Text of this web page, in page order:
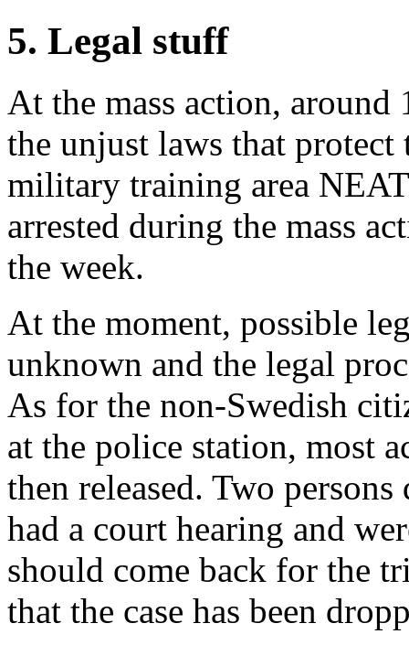
5. Legal stuff
At the mass action, around
the unjust laws that
military training area
arrested during the mass
the week.
At the moment, possible
unknown and the legal
As for the non-Swedish
at the police station, most
then released. Two
had a court hearing and
should come back for the
that the case has been